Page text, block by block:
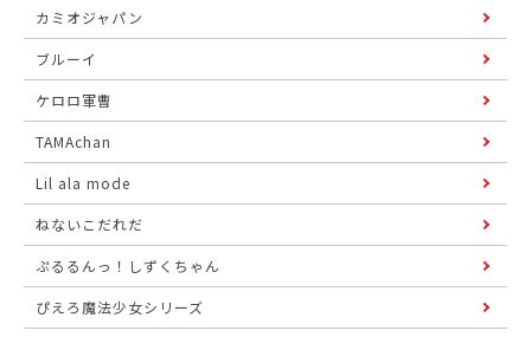
カミオジャパン
ブルーイ
ケロロ軍曹
TAMAchan
Lil ala mode
ねないこだれだ
ぷるるんっ！しずくちゃん
ぴえろ魔法少女シリーズ